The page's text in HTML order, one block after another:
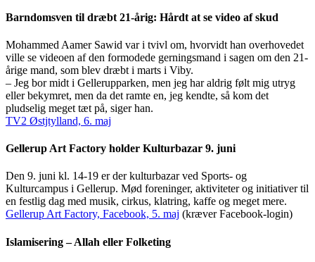
Barndomsven til dræbt 21-årig: Hårdt at se video af skud
Mohammed Aamer Sawid var i tvivl om, hvorvidt han overhovedet
ville se videoen af den formodede gerningsmand i sagen om den 21-
årige mand, som blev dræbt i marts i Viby.
– Jeg bor midt i Gellerupparken, men jeg har aldrig følt mig utryg
eller bekymret, men da det ramte en, jeg kendte, så kom det
pludselig meget tæt på, siger han.
TV2 Østjtylland, 6. maj
Gellerup Art Factory holder Kulturbazar 9. juni
Den 9. juni kl. 14-19 er der kulturbazar ved Sports- og
Kulturcampus i Gellerup. Mød foreninger, aktiviteter og initiativer til
en festlig dag med musik, cirkus, klatring, kaffe og meget mere.
Gellerup Art Factory, Facebook, 5. maj (kræver Facebook-login)
Islamisering – Allah eller Folketing